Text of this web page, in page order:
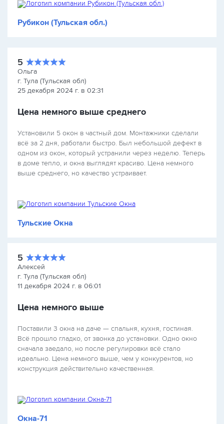
Рубикон (Тульская обл.)
5
Ольга
г. Тула (Тульская обл)
25 декабря 2024 г. в 02:31
Цена немного выше среднего
Установили 5 окон в частный дом. Монтажники сделали
всё за 2 дня, работали быстро. Был небольшой дефект в
одном из окон, который устранили через неделю. Теперь
в доме тепло, и окна выглядят красиво. Цена немного
выше среднего, но качество устраивает.
Тульские Окна
5
Алексей
г. Тула (Тульская обл)
11 декабря 2024 г. в 06:01
Цена немного выше
Поставили 3 окна на даче — спальня, кухня, гостиная.
Всё прошло гладко, от звонка до установки. Одно окно
сначала заедало, но после регулировки всё стало
идеально. Цена немного выше, чем у конкурентов, но
конструкция действительно качественная.
Окна-71